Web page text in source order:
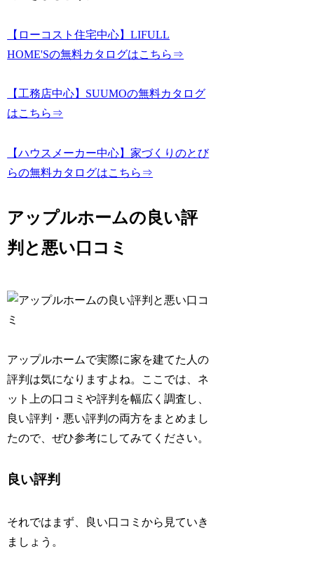
【ローコスト住宅中心】LIFULL
HOME'Sの無料カタログはこちら⇒
【工務店中心】SUUMOの無料カタログ
はこちら⇒
【ハウスメーカー中心】家づくりのとび
らの無料カタログはこちら⇒
アップルホームの良い評
判と悪い口コミ
アップルホームで実際に家を建てた人の
評判は気になりますよね。ここでは、ネ
ット上の口コミや評判を幅広く調査し、
良い評判・悪い評判の両方をまとめまし
たので、ぜひ参考にしてみてください。
良い評判
それではまず、良い口コミから見ていき
ましょう。